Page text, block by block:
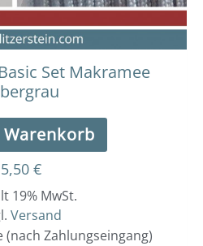
Set Makramee
5,50 €
19% MwSt.
Versand
(nach Zahlungseingang)